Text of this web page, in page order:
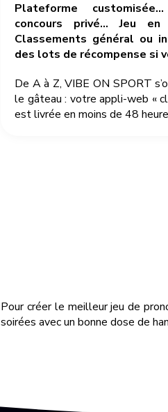
Plateforme
concours privé… Jeu
Classements général ou
des lots de récompense si
De A à Z, VIBE ON SPORT
le gâteau : votre appli-web «
est livrée en moins de 48
Pour créer le meilleur jeu de
soirées avec un bonne dose de